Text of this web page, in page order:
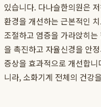
있습니다. 다나슬한의원은
환경을 개선하는 근본적인
조절하고 염증을 가라앉히
을 촉진하고 자율신경을 안
증상을 효과적으로 개선합
니라, 소화기계 전체의 건강